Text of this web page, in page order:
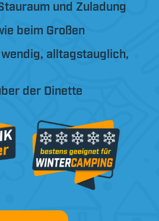
und Zuladung
beim Großen
alltagstauglich,
der Dinette